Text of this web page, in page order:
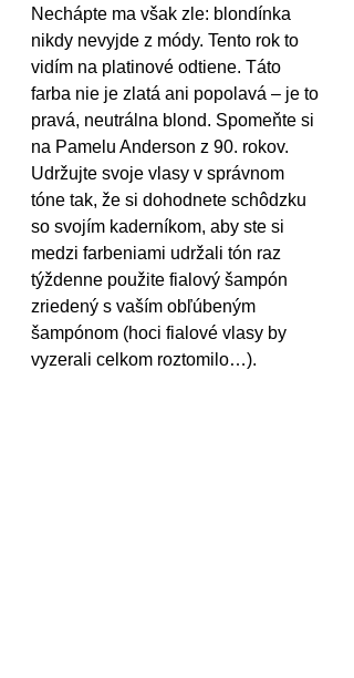
Nechápte ma však zle: blondínka
nikdy nevyjde z módy. Tento rok to
vidím na platinové odtiene. Táto
farba nie je zlatá ani popolavá – je to
pravá, neutrálna blond. Spomeňte si
na Pamelu Anderson z 90. rokov.
Udržujte svoje vlasy v správnom
tóne tak, že si dohodnete schôdzku
so svojím kaderníkom, aby ste si
medzi farbeniami udržali tón raz
týždenne použite fialový šampón
zriedený s vaším obľúbeným
šampónom (hoci fialové vlasy by
vyzerali celkom roztomilo…).